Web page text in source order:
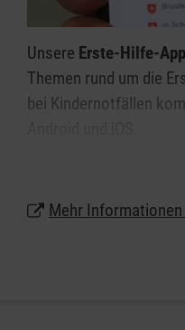
Unsere Erste-Hilfe-App
Themen rund um die
bei Kindernotfällen
Die interaktiven
für Schritt durch einen
Erste-Hilfe-Tipps
Mehr